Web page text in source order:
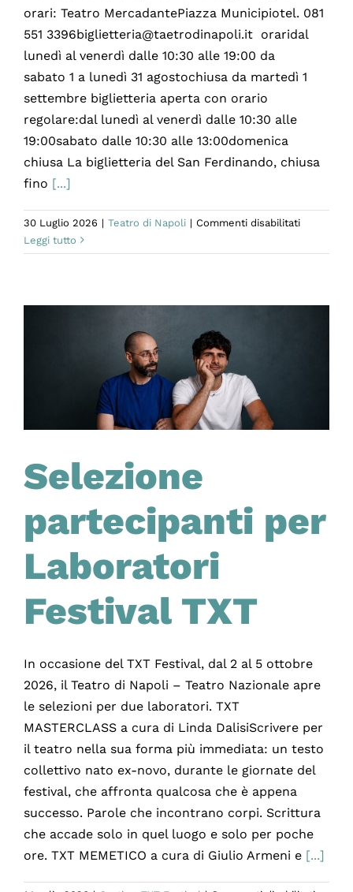
orari: Teatro MercadantePiazza Municipiotel. 081
551 3396biglietteria@taetrodinapoli.it oraridal
lunedì al venerdì dalle 10:30 alle 19:00 da
sabato 1 a lunedì 31 agostochiusa da martedì 1
settembre biglietteria aperta con orario
regolare:dal lunedì al venerdì dalle 10:30 alle
19:00sabato dalle 10:30 alle 13:00domenica
chiusa La biglietteria del San Ferdinando, chiusa
fino [...]
30 Luglio 2026 | Teatro di Napoli | Commenti disabilitatisu
auguriamo
Leggi tutto
Selezione
partecipanti per
Laboratori
Festival TXT
In occasione del TXT Festival, dal 2 al 5 ottobre
2026, il Teatro di Napoli – Teatro Nazionale apre
le selezioni per due laboratori. TXT
MASTERCLASS a cura di Linda DalisiScrivere per
il teatro nella sua forma più immediata: un testo
collettivo nato ex-novo, durante le giornate del
festival, che affronta qualcosa che è appena
successo. Parole che incontrano corpi. Scrittura
che accade solo in quel luogo e solo per poche
ore. TXT MEMETICO a cura di Giulio Armeni e [...]